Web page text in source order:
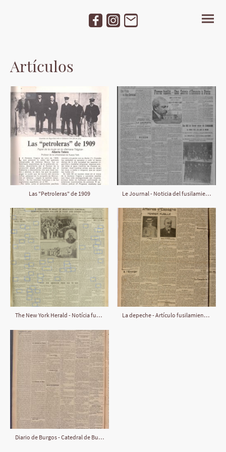
Artículos
Las "Petroleras" de 1909 Le Journal - Noticia del fusilamiento de Francisco Ferrer y Guardia (octubre 1909)
The New York Herald - Notícia fusilamiento de Francisco Ferrer y Guardia (octubre 1909) La depeche - Artículo fusilamiento de Francisco Ferrer y Guardia (octubre 1909)
Diario de Burgos - Catedral de Burgos (diciembre 1914)